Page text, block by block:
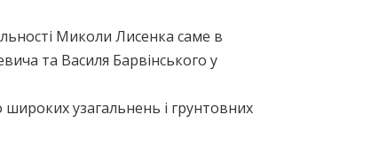
Миколи Лисенка саме в
та Василя Барвінського у
узагальнень і грунтовних